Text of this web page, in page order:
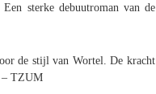
sterke debuutroman van de
de stijl van Wortel. De kracht
– TZUM